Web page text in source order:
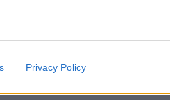
Privacy Policy
σχέδιο
Από εκεί
1945 – 1946 το